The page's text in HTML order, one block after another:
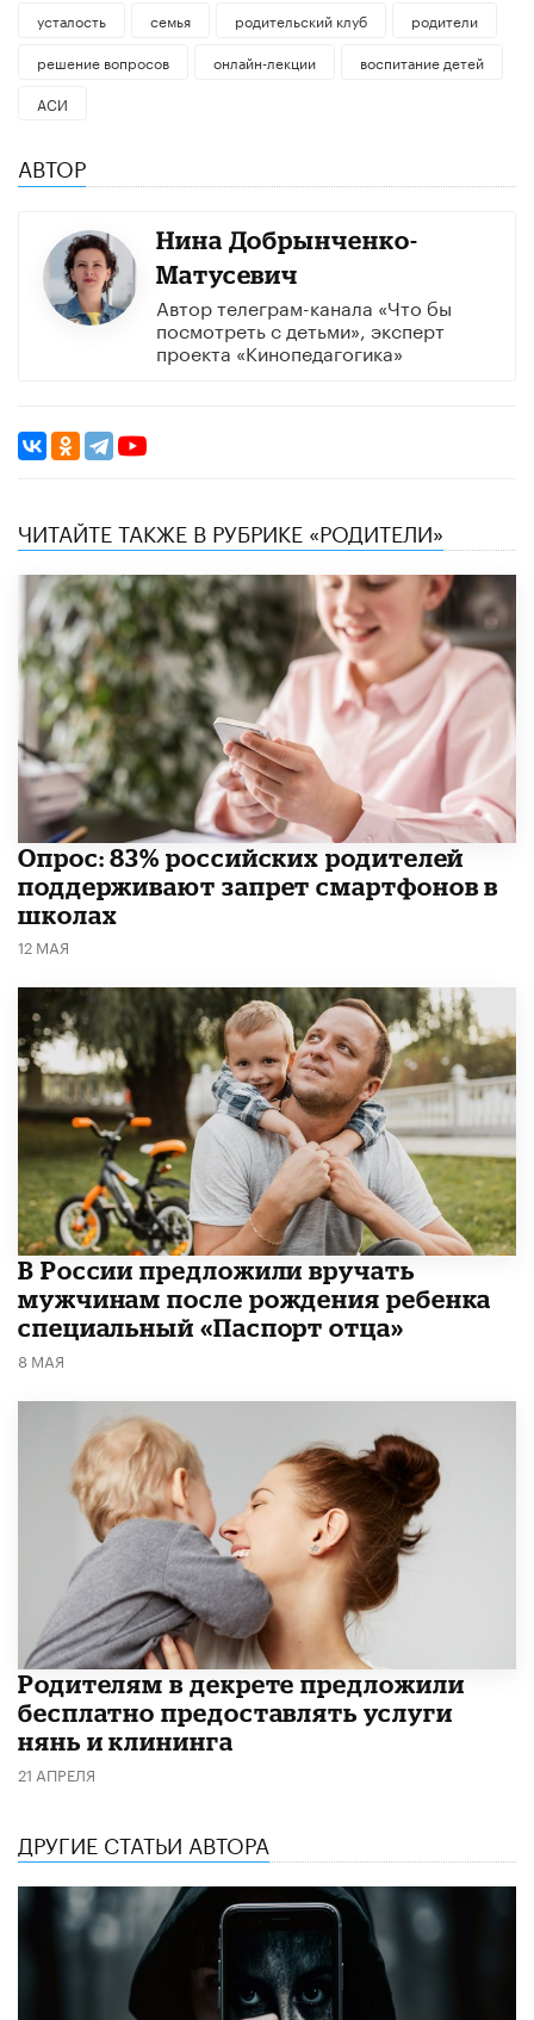
усталость
семья родительский клуб
родители
решение вопросов
онлайн-лекции
воспитание детей
АСИ
АВТОР
Нина Добрынченко-
Матусевич
Автор телеграм-канала «Что бы
посмотреть с детьми», эксперт
проекта «Кинопедагогика»
ЧИТАЙТЕ ТАКЖЕ В РУБРИКЕ «РОДИТЕЛИ»
Опрос: 83% российских родителей
поддерживают запрет смартфонов в
школах
12 МАЯ
В России предложили вручать
мужчинам после рождения ребенка
специальный «Паспорт отца»
8 МАЯ
Родителям в декрете предложили
бесплатно предоставлять услуги
нянь и клининга
21 АПРЕЛЯ
ДРУГИЕ СТАТЬИ АВТОРА